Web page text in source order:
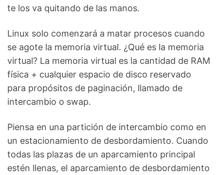
te los va quitando de las manos.
Linux solo comenzará a matar procesos cuando
se agote la memoria virtual. ¿Qué es la memoria
virtual? La memoria virtual es la cantidad de RAM
física + cualquier espacio de disco reservado
para propósitos de paginación, llamado de
intercambio o swap.
Piensa en una partición de intercambio como en
un estacionamiento de desbordamiento. Cuando
todas las plazas de un aparcamiento principal
estén llenas, el aparcamiento de desbordamiento